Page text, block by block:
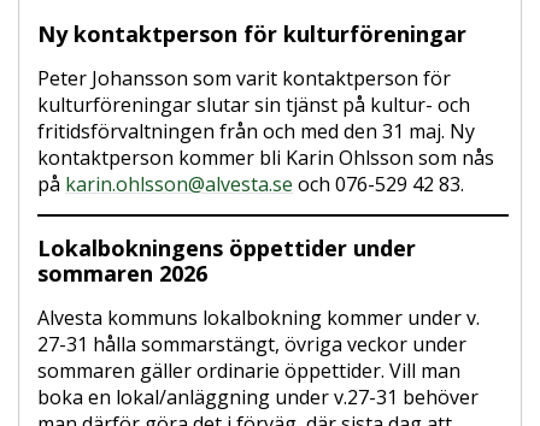
Ny kontaktperson för kulturföreningar
Peter Johansson som varit kontaktperson för
kulturföreningar slutar sin tjänst på kultur- och
fritidsförvaltningen från och med den 31 maj. Ny
kontaktperson kommer bli Karin Ohlsson som nås
på karin.ohlsson@alvesta.se och 076-529 42 83.
Lokalbokningens öppettider under
sommaren 2026
Alvesta kommuns lokalbokning kommer under v.
27-31 hålla sommarstängt, övriga veckor under
sommaren gäller ordinarie öppettider. Vill man
boka en lokal/anläggning under v.27-31 behöver